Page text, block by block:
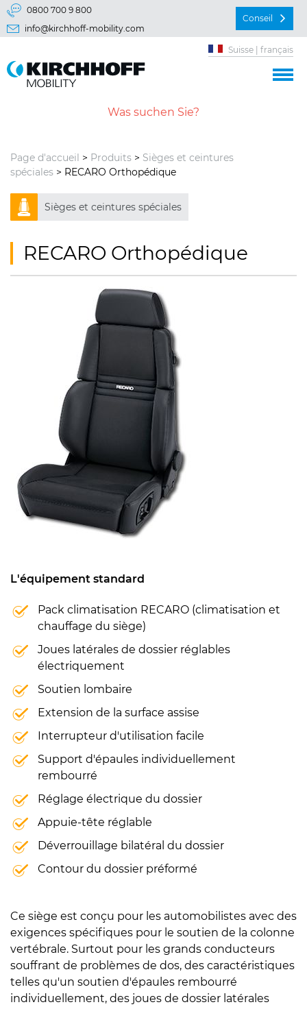
Aller directement à:
Menu principal
0800 700 9 800
info@kirchhoff-mobility.com
Conseil
Suisse | français
Page d'accueil > Produits > Sièges et ceintures
spéciales > RECARO Orthopédique
Sièges et ceintures spéciales
RECARO Orthopédique
L'équipement standard
Pack climatisation RECARO (climatisation et
chauffage du siège)
Joues latérales de dossier réglables
électriquement
Soutien lombaire
Extension de la surface assise
Interrupteur d'utilisation facile
Support d'épaules individuellement
rembourré
Réglage électrique du dossier
Appuie-tête réglable
Déverrouillage bilatéral du dossier
Contour du dossier préformé
Ce siège est conçu pour les automobilistes avec des
exigences spécifiques pour le soutien de la colonne
vertébrale. Surtout pour les grands conducteurs
souffrant de problèmes de dos, des caractéristiques
telles qu'un soutien d'épaules rembourré
individuellement, des joues de dossier latérales